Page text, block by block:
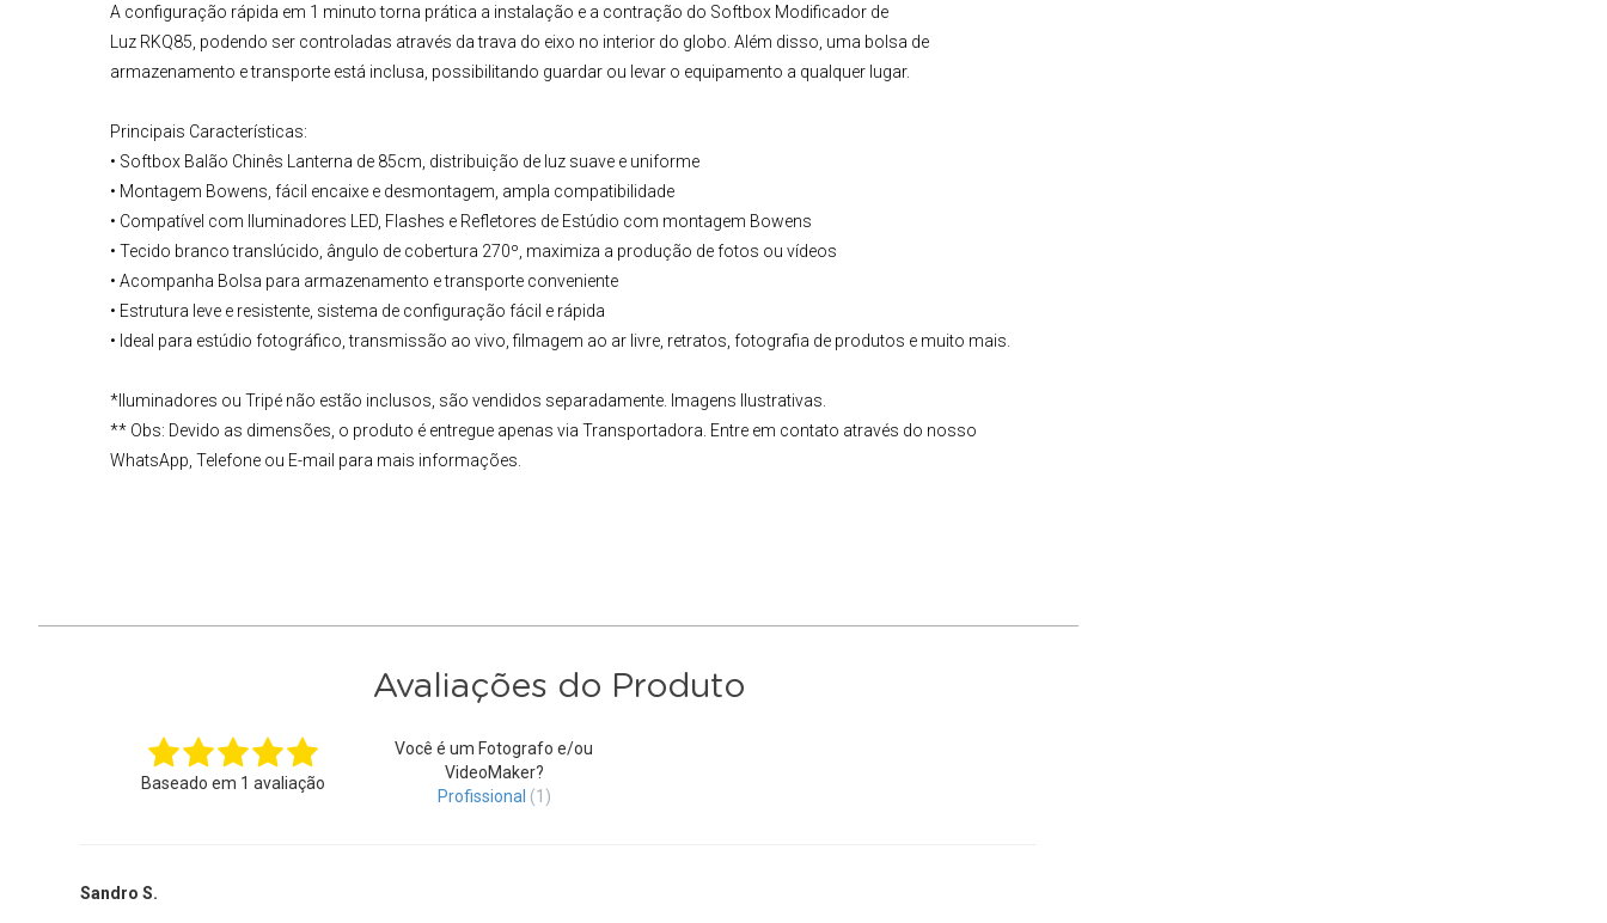
A configuração rápida em 1 minuto torna prática a instalação e a contração do Softbox Modificador de
Luz RKQ85, podendo ser controladas através da trava do eixo no interior do globo. Além disso, uma bolsa de
armazenamento e transporte está inclusa, possibilitando guardar ou levar o equipamento a qualquer lugar.
Principais Características:
• Softbox Balão Chinês Lanterna de 85cm, distribuição de luz suave e uniforme
• Montagem Bowens, fácil encaixe e desmontagem, ampla compatibilidade
• Compatível com Iluminadores LED, Flashes e Refletores de Estúdio com montagem Bowens
• Tecido branco translúcido, ângulo de cobertura 270º, maximiza a produção de fotos ou vídeos
• Acompanha Bolsa para armazenamento e transporte conveniente
• Estrutura leve e resistente, sistema de configuração fácil e rápida
• Ideal para estúdio fotográfico, transmissão ao vivo, filmagem ao ar livre, retratos, fotografia de produtos e muito mais.
* Iluminadores ou Tripé não estão inclusos, são vendidos separadamente. Imagens Ilustrativas.
** Obs: Devido as dimensões, o produto é entregue apenas via Transportadora. Entre em contato através do nosso
WhatsApp, Telefone ou E-mail para mais informações.
Avaliações do Produto
Baseado em 1 avaliação
Você é um Fotografo e/ou
VideoMaker?
Profissional (1)
Sandro S.